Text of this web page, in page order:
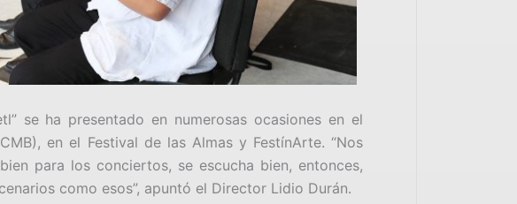
se ha presentado en numerosas ocasiones en el
en el Festival de las Almas y FestínArte. “Nos
para los conciertos, se escucha bien, entonces,
como esos”, apuntó el Director Lidio Durán.